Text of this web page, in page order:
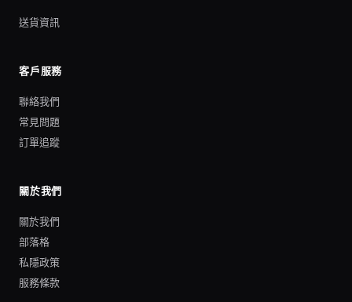
送貨資訊
客戶服務
聯絡我們
常見問題
訂單追蹤
關於我們
關於我們
部落格
私隱政策
服務條款